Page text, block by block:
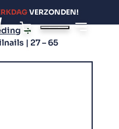
VERZONDEN!
| 27 – 65